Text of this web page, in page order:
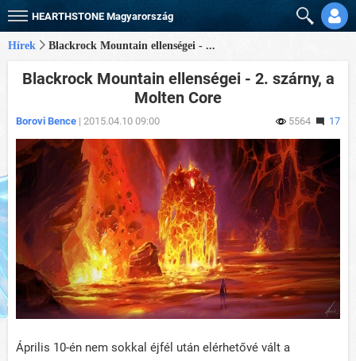
HEARTHSTONE Magyarország
Hírek Blackrock Mountain ellenségei - ...
Blackrock Mountain ellenségei - 2. szárny, a
Molten Core
Borovi Bence | 2015.04.10 09:00 5564 17
Április 10-én nem sokkal éjfél után elérhetővé vált a